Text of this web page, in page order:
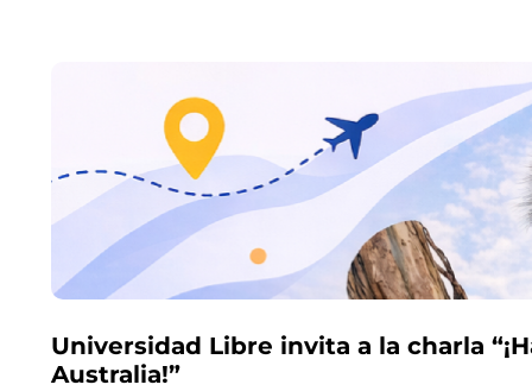
Universidad Libre invita a la charla
Australia!”